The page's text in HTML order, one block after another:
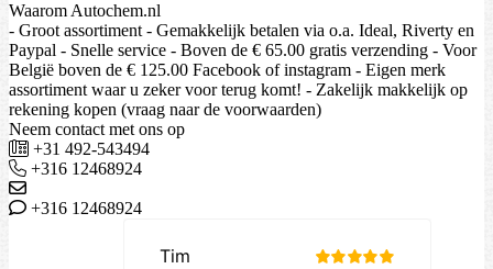
Waarom Autochem.nl
- Groot assortiment - Gemakkelijk betalen via o.a. Ideal, Riverty en
Paypal - Snelle service - Boven de € 65.00 gratis verzending - Voor
België boven de € 125.00 Facebook of instagram - Eigen merk
assortiment waar u zeker voor terug komt! - Zakelijk makkelijk op
rekening kopen (vraag naar de voorwaarden)
Neem contact met ons op
+31 492-543494
+316 12468924
+316 12468924